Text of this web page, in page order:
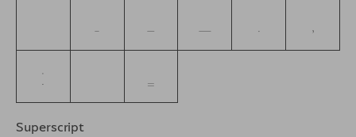
- – — .
,
:
=
Superscript